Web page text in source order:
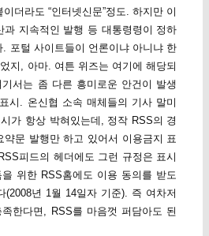
더라도 “인터넷신문”정도. 하지만 이
과 지속적인 발행 등 대통령령이 정하
. 포털 사이트들이 언론이냐 아니냐 한
지, 아마. 여튼 위즈는 여기에 해당되
서는 좀 다른 흥미로운 안건이 발생
시. 온신협 소속 매체들의 기사 말미
가 항상 박혀있는데, 정작 RSS의 경
약문 발행만 하고 있어서 이용금지 표
피드의 헤더에도 그런 규정은 표시
위한 RSS홈에도 이용 동의를 받도
(2008년 1월 14일자 기준). 즉 여차저
한다면, RSS를 마음껏 퍼담아도 된